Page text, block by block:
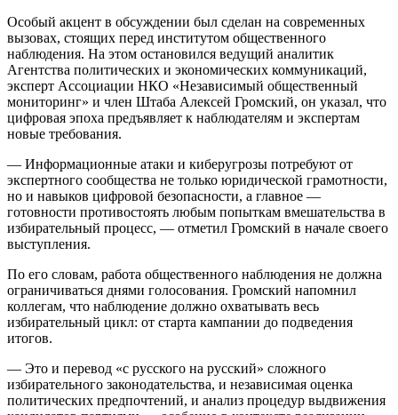
Особый акцент в обсуждении был сделан на современных
вызовах, стоящих перед институтом общественного
наблюдения. На этом остановился ведущий аналитик
Агентства политических и экономических коммуникаций,
эксперт Ассоциации НКО «Независимый общественный
мониторинг» и член Штаба Алексей Громский, он указал, что
цифровая эпоха предъявляет к наблюдателям и экспертам
новые требования.
— Информационные атаки и киберугрозы потребуют от
экспертного сообщества не только юридической грамотности,
но и навыков цифровой безопасности, а главное —
готовности противостоять любым попыткам вмешательства в
избирательный процесс, — отметил Громский в начале своего
выступления.
По его словам, работа общественного наблюдения не должна
ограничиваться днями голосования. Громский напомнил
коллегам, что наблюдение должно охватывать весь
избирательный цикл: от старта кампании до подведения
итогов.
— Это и перевод «с русского на русский» сложного
избирательного законодательства, и независимая оценка
политических предпочтений, и анализ процедур выдвижения